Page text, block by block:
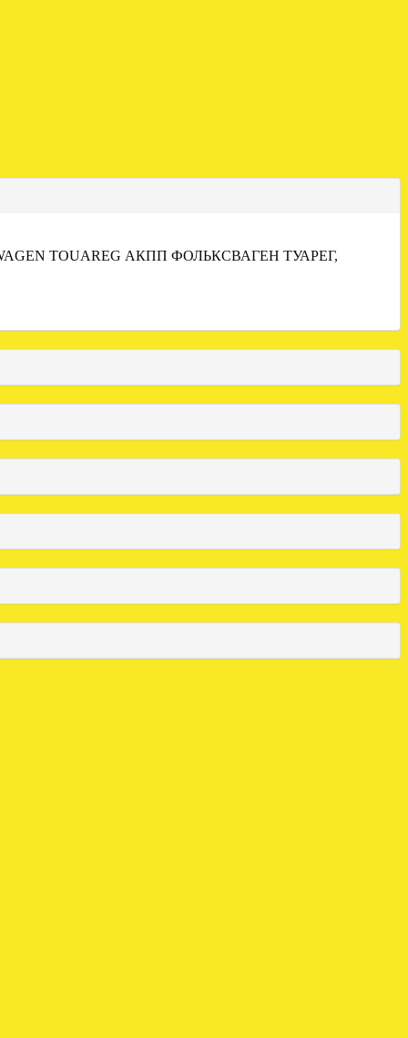
TOUAREG АКПП ФОЛЬКСВАГЕН ТУАРЕГ,